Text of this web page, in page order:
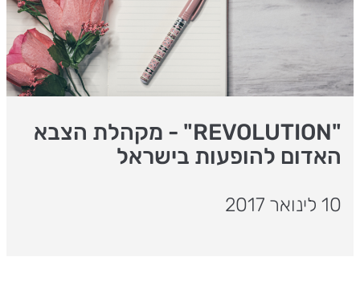
"REVOLUTION" - מקהלת הצבא
האדום להופעות בישראל
10 לינואר 2017